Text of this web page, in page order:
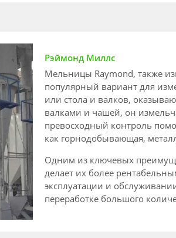
Рэймонд Миллс
Мельницы Raymond, также
популярный вариант для
или стола и валков,
валками и чашей, он
превосходный контроль
как горнодобывающая,
Одним из ключевых
делает их более
эксплуатации и
переработке большого